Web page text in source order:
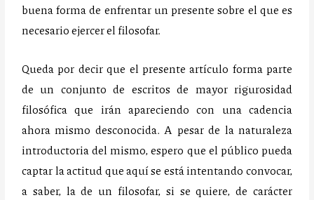
buena forma de enfrentar un presente sobre el que es
necesario ejercer el filosofar.
Queda por decir que el presente artículo forma parte
de un conjunto de escritos de mayor rigurosidad
filosófica que irán apareciendo con una cadencia
ahora mismo desconocida. A pesar de la naturaleza
introductoria del mismo, espero que el público pueda
captar la actitud que aquí se está intentando convocar,
a saber, la de un filosofar, si se quiere, de carácter